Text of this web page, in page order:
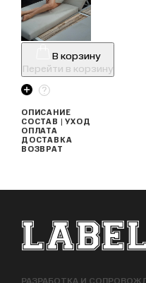
В корзину
Перейти в корзину
ОПИСАНИЕ
СОСТАВ | УХОД
ОПЛАТА
ДОСТАВКА
ВОЗВРАТ
ФУТЕР